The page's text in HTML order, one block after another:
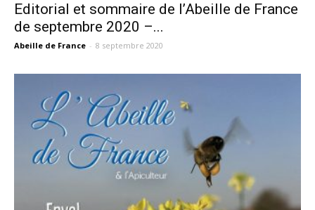
Editorial et sommaire de l’Abeille de France
de septembre 2020 –...
Abeille de France - 8 septembre 2020